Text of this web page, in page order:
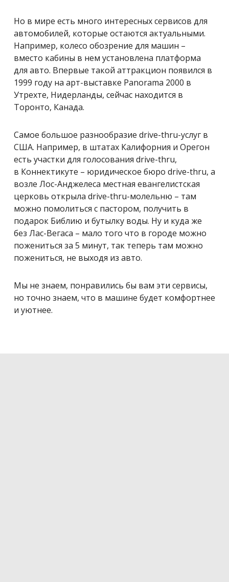
Но в мире есть много интересных сервисов для
автомобилей, которые остаются актуальными.
Например, колесо обозрение для машин –
вместо кабины в нем установлена платформа
для авто. Впервые такой аттракцион появился в
1999 году на арт-выставке Panorama 2000 в
Утрехте, Нидерланды, сейчас находится в
Торонто, Канада.
Самое большое разнообразие drive-thru-услуг в
США. Например, в штатах Калифорния и Орегон
есть участки для голосования drive-thru,
в Коннектикуте – юридическое бюро drive-thru, а
возле Лос-Анджелеса местная евангелистская
церковь открыла drive-thru-молельню – там
можно помолиться с пастором, получить в
подарок Библию и бутылку воды. Ну и куда же
без Лас-Вегаса – мало того что в городе можно
пожениться за 5 минут, так теперь там можно
пожениться, не выходя из авто.
Мы не знаем, понравились бы вам эти сервисы,
но точно знаем, что в машине будет комфортнее
и уютнее.